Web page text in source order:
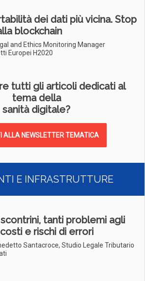
dei dati più vicina. Stop
blockchain
and Ethics Monitoring Manager
Europei H2020
tutti gli articoli dedicati al
tema della
sanità digitale?
ALLA NEWSLETTER TEMATICA
E INFRASTRUTTURE
tanti problemi agli
e rischi di errori
Santacroce, Studio Legale Tributario